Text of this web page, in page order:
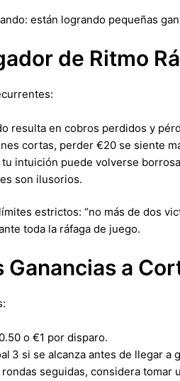
están logrando pequeñas
de Ritmo
resulta en cobros perdidos y
cortas, perder €20 se siente
intuición puede volverse
son ilusorios.
estrictos: “no más de dos
toda la ráfaga de juego.
a
o €1 por disparo.
3 si se alcanza antes de llegar a
seguidas, considera